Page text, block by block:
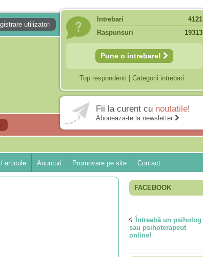
utilizatori
Intrebari
4121
Raspunsuri
19313
Pune o intrebare!
Top respondenti Categorii intrebari
Fii la curent cu noutatile!
Aboneaza-te la newsletter
articole Anunturi Promovare pe site Contact
FACEBOOK
Întreabă un psiholog
sau psihoterapeut
online!